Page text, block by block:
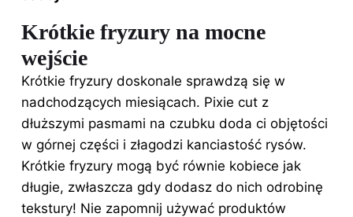
Krótkie fryzury na mocne
wejście
Krótkie fryzury doskonale sprawdzą się w
nadchodzących miesiącach. Pixie cut z
dłuższymi pasmami na czubku doda ci objętości
w górnej części i złagodzi kanciastość rysów.
Krótkie fryzury mogą być równie kobiece jak
długie, zwłaszcza gdy dodasz do nich odrobinę
tekstury! Nie zapomnij używać produktów